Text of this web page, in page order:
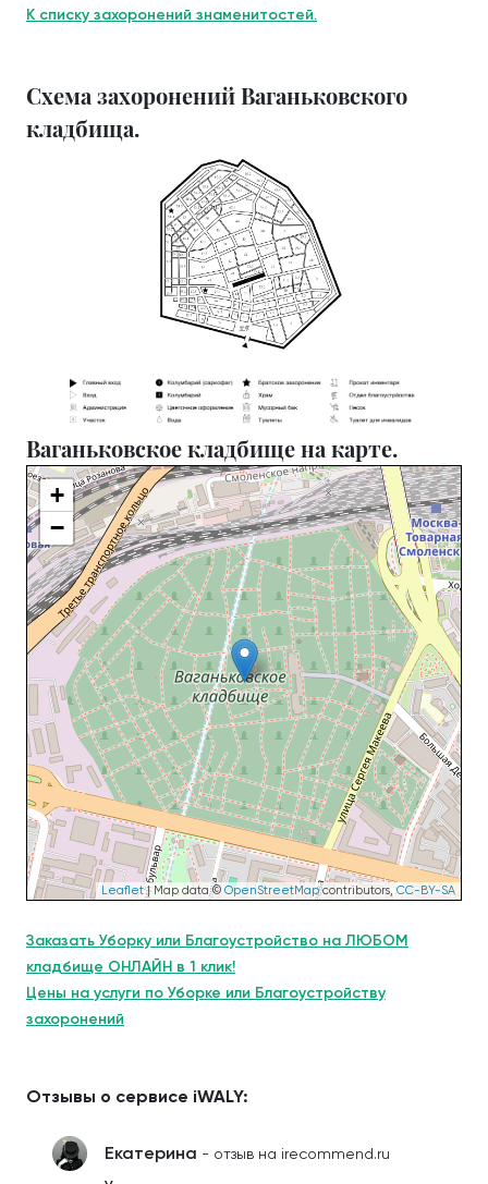
К списку захоронений знаменитостей.
Схема захоронений Ваганьковского
кладбища.
Ваганьковское кладбище на карте.
+
−
Leaflet| Map data © OpenStreetMapcontributors,CC-BY-SA
Заказать Уборку или Благоустройство на ЛЮБОМ
кладбище ОНЛАЙН в 1 клик!
Цены на услуги по Уборке или Благоустройству
захоронений
Отзывы о сервисе iWALY:
Екатерина - отзыв на irecommend.ru